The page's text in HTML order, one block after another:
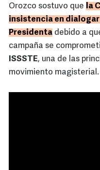
Orozco sostuvo que la
insistencia en
Presidenta debido a
campaña se
ISSSTE, una de las
movimiento magisterial.